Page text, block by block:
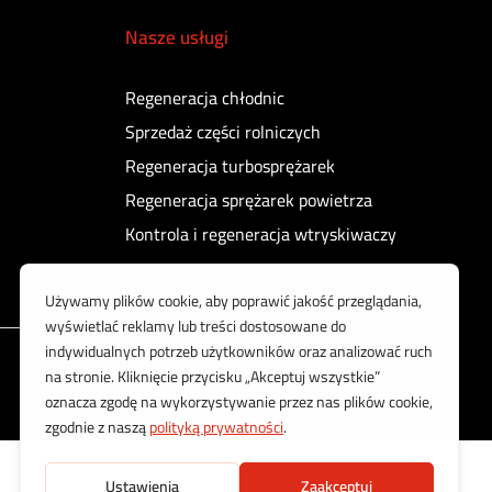
Nasze usługi
Regeneracja chłodnic
Sprzedaż części rolniczych
Regeneracja turbosprężarek
Regeneracja sprężarek powietrza
Kontrola i regeneracja wtryskiwaczy
Korzystamy z bezpiecznych płatności